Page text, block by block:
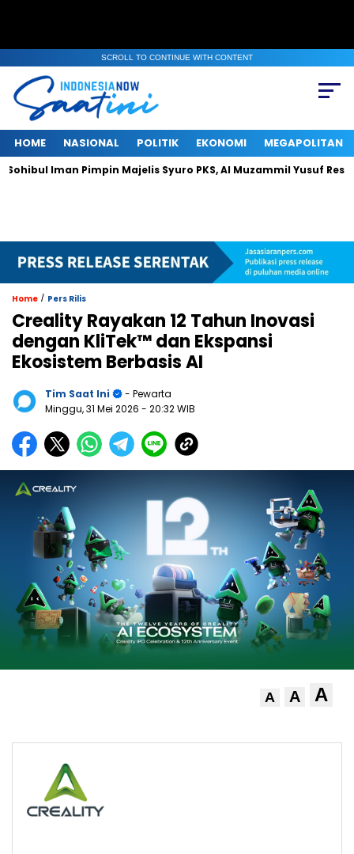
SCROLL TO CONTINUE WITH CONTENT
HOME NASIONAL POLITIK EKONOMI MEGAPOLITAN
Pimpin Majelis Syuro PKS, Al Muzammil Yusuf Resmi
Home / Pers Rilis
Creality Rayakan 12 Tahun Inovasi
dengan KliTek™ dan Ekspansi
Ekosistem Berbasis AI
Tim Saat Ini
- Pewarta
Minggu, 31 Mei 2026 - 20:32 WIB
A A A